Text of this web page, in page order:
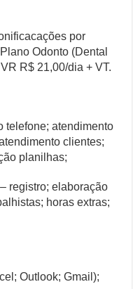
por
Odonto (Dental
R$ 21,00/dia + VT.
telefone; atendimento
clientes;
planilhas;
registro; elaboração
horas extras;
Outlook; Gmail);